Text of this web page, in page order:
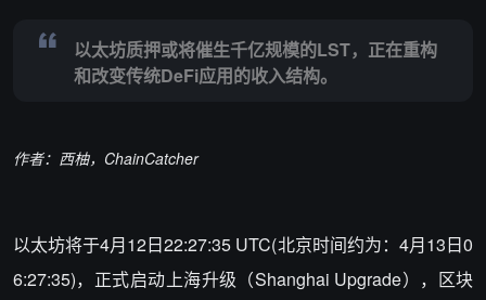
以太坊质押或将催生千亿规模的LST，正在重构
和改变传统DeFi应用的收入结构。
作者：西柚，ChainCatcher
以太坊将于4月12日22:27:35 UTC(北京时间约为：4月13日0
6:27:35)，正式启动上海升级（Shanghai Upgrade），区块